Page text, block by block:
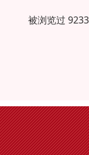
被浏览过